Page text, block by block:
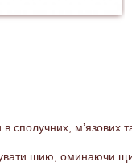
в сполучних,
шию, оминаючи